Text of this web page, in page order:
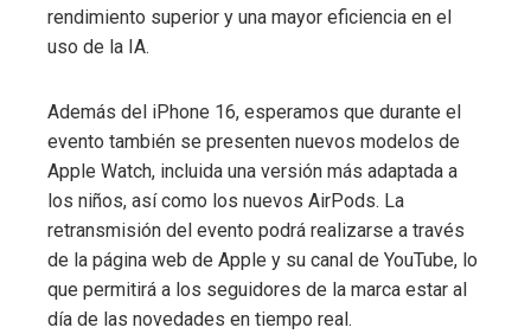
rendimiento superior y una mayor eficiencia en el
uso de la IA.
Además del iPhone 16, esperamos que durante el
evento también se presenten nuevos modelos de
Apple Watch, incluida una versión más adaptada a
los niños, así como los nuevos AirPods. La
retransmisión del evento podrá realizarse a través
de la página web de Apple y su canal de YouTube, lo
que permitirá a los seguidores de la marca estar al
día de las novedades en tiempo real.